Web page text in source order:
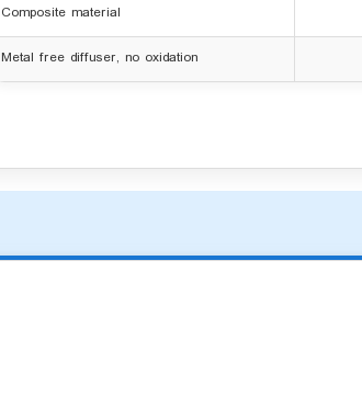
Composite material
Metal free diffuser, no oxidation